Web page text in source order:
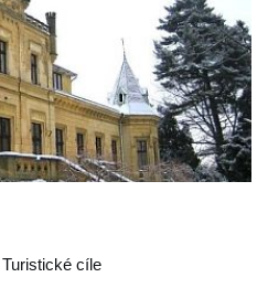
cíle